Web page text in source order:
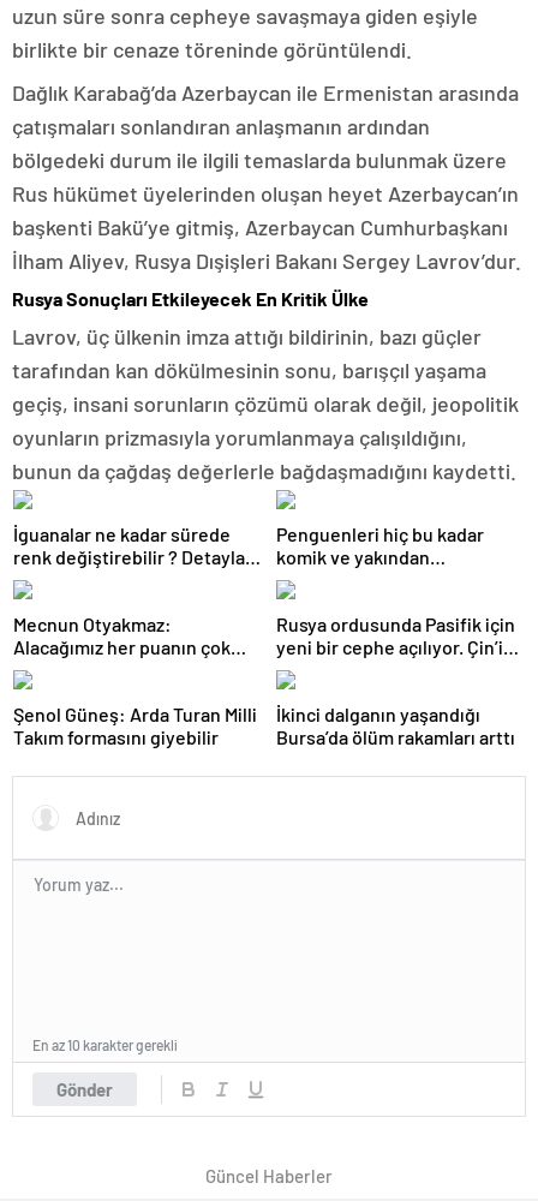
uzun süre sonra cepheye savaşmaya giden eşiyle
birlikte bir cenaze töreninde görüntülendi.
Dağlık Karabağ’da Azerbaycan ile Ermenistan arasında
çatışmaları sonlandıran anlaşmanın ardından
bölgedeki durum ile ilgili temaslarda bulunmak üzere
Rus hükümet üyelerinden oluşan heyet Azerbaycan’ın
başkenti Bakü’ye gitmiş, Azerbaycan Cumhurbaşkanı
İlham Aliyev, Rusya Dışişleri Bakanı Sergey Lavrov’dur.
Rusya Sonuçları Etkileyecek En Kritik Ülke
Lavrov, üç ülkenin imza attığı bildirinin, bazı güçler
tarafından kan dökülmesinin sonu, barışçıl yaşama
geçiş, insani sorunların çözümü olarak değil, jeopolitik
oyunların prizmasıyla yorumlanmaya çalışıldığını,
bunun da çağdaş değerlerle bağdaşmadığını kaydetti.
İguanalar ne kadar sürede
renk değiştirebilir ? Detaylar
burada…
Penguenleri hiç bu kadar
komik ve yakından
görmemiştiniz
Mecnun Otyakmaz:
Alacağımız her puanın çok
önemi var
Rusya ordusunda Pasifik için
yeni bir cephe açılıyor. Çin’in
ilk tepkisi!
Şenol Güneş: Arda Turan Milli
Takım formasını giyebilir
İkinci dalganın yaşandığı
Bursa’da ölüm rakamları arttı
Gönder
En az 10 karakter gerekli
Güncel Haberler